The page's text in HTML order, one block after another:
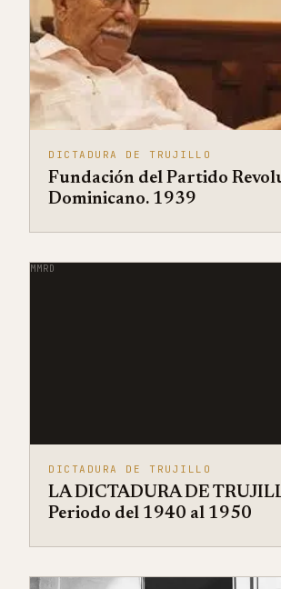
DICTADURA DE TRUJILLO
Fundación del Partido
Dominicano. 1939
MMRD
DICTADURA DE TRUJILLO
LA DICTADURA DE
Periodo del 1940 al 1950